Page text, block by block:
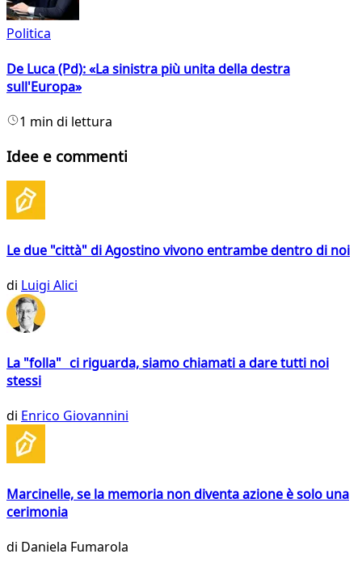
Politica
De Luca (Pd): «La sinistra più unita della destra
sull'Europa»
1 min di lettura
Idee e commenti
Le due "città" di Agostino vivono entrambe dentro di noi
di Luigi Alici
La "folla" ci riguarda, siamo chiamati a dare tutti noi
stessi
di Enrico Giovannini
Marcinelle, se la memoria non diventa azione è solo una
cerimonia
di Daniela Fumarola